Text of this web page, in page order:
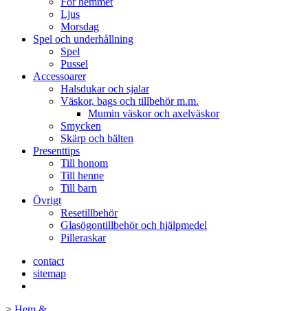
Ljus
Morsdag
Spel och underhållning
Spel
Pussel
Accessoarer
Halsdukar och sjalar
Väskor, bags och tillbehör m.m.
Mumin väskor och axelväskor
Smycken
Skärp och bälten
Presenttips
Till honom
Till henne
Till barn
Övrigt
Resetillbehör
Glasögontillbehör och hjälpmedel
Pilleraskar
contact
sitemap